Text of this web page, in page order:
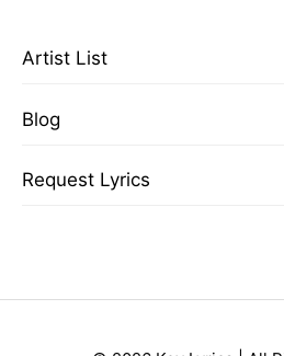
Artist List
Blog
Request Lyrics